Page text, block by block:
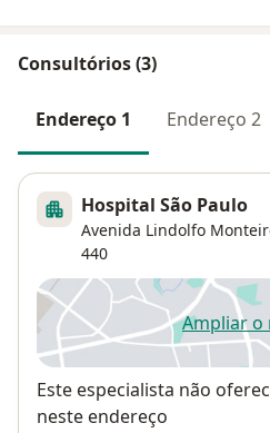
Consultórios (3)
Endereço 1 Endereço 2
Hospital São Paulo
Avenida Lindolfo
440
Ampliar o
Disponibilidade
Este especialista não
neste endereço